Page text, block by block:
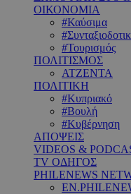
ΟΙΚΟΝΟΜΙΑ
#Καύσιμα
#Τουρισμός
ΠΟΛΙΤΙΣΜΟΣ
ΑΤΖΕΝΤΑ
ΠΟΛΙΤΙΚΗ
#Κυπριακό
#Βουλή
#Κυβέρνηση
ΑΠΟΨΕΙΣ
VIDEOS &
TV ΟΔΗΓΟΣ
PHILENEWS